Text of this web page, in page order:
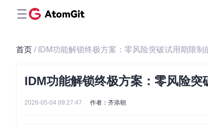
首页 / IDM功能解锁终极方案：零风险突破试用期限制
IDM功能解锁终极方案：零风险
2026-05-04 09:27:47 作者：齐添朝